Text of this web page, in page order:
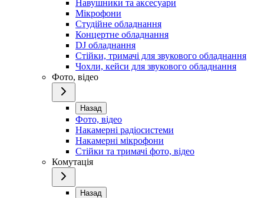
Навушники та аксесуари
Мікрофони
Студійне обладнання
Концертне обладнання
DJ обладнання
Стійки, тримачі для звукового обладнання
Чохли, кейси для звукового обладнання
Фото, відео
Назад
Фото, відео
Накамерні радіосистеми
Накамерні мікрофони
Стійки та тримачі фото, відео
Комутація
Назад